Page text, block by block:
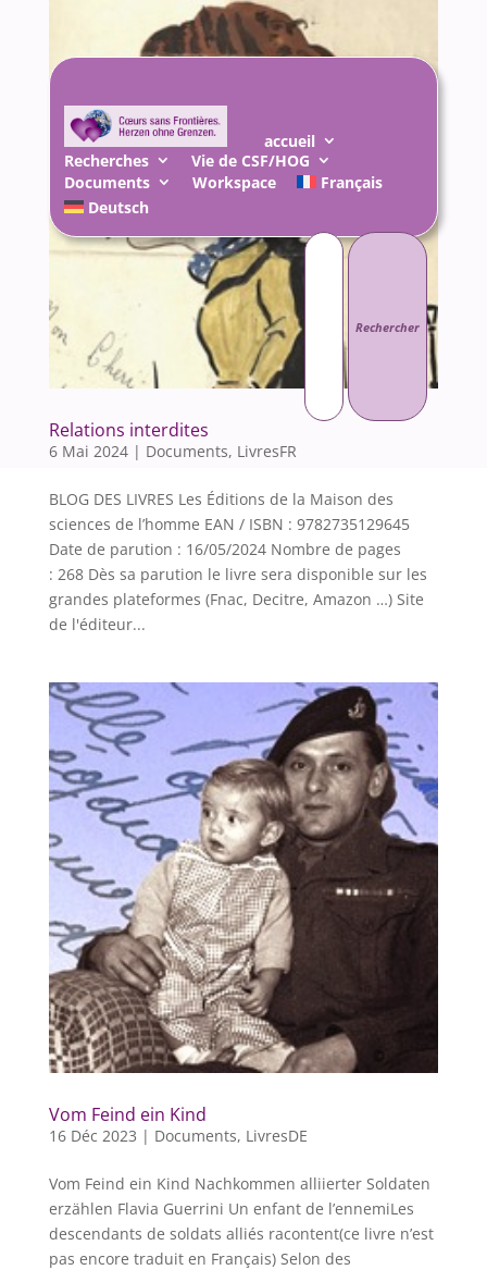
accueil
Recherches
Vie de CSF/HOG
Documents
Workspace
Français
Deutsch
Rechercher :
Relations interdites
6 Mai 2024| Documents, LivresFR
BLOG DES LIVRES Les Éditions de la Maison des
sciences de l’homme EAN / ISBN : 9782735129645
Date de parution : 16/05/2024 Nombre de pages
: 268 Dès sa parution le livre sera disponible sur les
grandes plateformes (Fnac, Decitre, Amazon …) Site
de l'éditeur...
Vom Feind ein Kind
16 Déc 2023 | Documents, LivresDE
Vom Feind ein Kind Nachkommen alliierter Soldaten
erzählen Flavia Guerrini Un enfant de l’ennemiLes
descendants de soldats alliés racontent(ce livre n’est
pas encore traduit en Français) Selon des